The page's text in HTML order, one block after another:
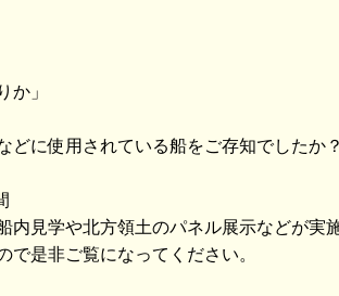
か」
どに使用されている船をご存知でしたか？
内見学や北方領土のパネル展示などが実
是非ご覧になってください。